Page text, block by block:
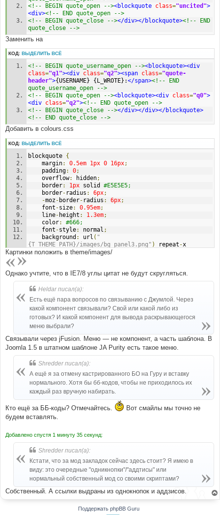
<!-- BEGIN quote_open --><blockquote class="uncited">
<div><!-- END quote_open -->
<!-- BEGIN quote_close --></div></blockquote><!-- END
quote_close -->
Заменить на
КОД: ВЫДЕЛИТЬ ВСЁ
<!-- BEGIN quote_username_open --><blockquote><div
class="q1"><div class="q2"><span class="quote-
header">{USERNAME} {L_WROTE}:</span><!-- END
quote_username_open -->
<!-- BEGIN quote_open --><blockquote><div class="q0">
<div class="q2"><!-- END quote_open -->
<!-- BEGIN quote_close --></div></div></blockquote>
<!-- END quote_close -->
Добавить в colours.css
КОД: ВЫДЕЛИТЬ ВСЁ
blockquote {
	margin
: 0.5em 1px 0 16px;
	padding
: 0;
	overflow
: hidden;
	border
: 1px solid #E5E5E5;
	border
- radius : 6px;
-moz - border- radius : 6px;
	font
-size: 0.95em;
	line
- height : 1.3em;
	color
:
#666;
	font
-style: normal ;
	background
: url ( "
{T_THEME_PATH}/images/bg_panel3.png" ) repeat -
#F4F8FE;
	background
: url("{T_THEME_PATH}/images/quote-
l.png") no-repeat 4px 8px;
}
blockquote
	background
: url("{T_THEME_PATH}/images/quote-
l.png") no-repeat 4px 24px;
}
blockquote .q2
	min
-height: 19px;
	padding
: 7px 27px 7px 32px;
	background
: url("{T_THEME_PATH}/images/quote-
r.png") no-repeat right bottom;
}
	margin
: 0.6em 0 0;
}
blockquote blockquote:first
	margin
: 0;
}
blockquote
	display
	color
: #999;
	font
-style: italic;
}
Картинки положить в theme/images/
Однако учтите, что в IE7/8 углы цитат не будут скругляться.
Heldar писал(а):
Есть ещё пара вопросов по связыванию с Джумлой. Через
какой компонент связывали? Свой или какой либо из
готовых? И какой компонент для вывода раскрывающегося
меню выбрали?
Связывали через jFusion. Меню — не компонент, а часть шаблона. В
Joomla 1.5 в штатном шаблоне JA Purity есть такое меню.
Shredder писал(а):
А ещё я за отмену кастрированного БО на Гуру и вставку
нормального. Хотя бы бб-кодов, чтобы не приходилось их
каждый раз вручную набирать.
Кто ещё за ББ-коды? Отмечайтесь.
Вот смайлы мы точно не
будем вставлять.
Добавлено спустя 1 минуту 35 секунд:
Shredder писал(а):
Кстати, что за мод закладок сейчас здесь стоит? Я имею в
виду: это очередные "одникнопки"/"аддтисы" или
нормальный собственный мод со своими скриптами?
Собственный. А ссылки выдраны из однокнопок и аддзисов.
Поддержать phpBB Guru